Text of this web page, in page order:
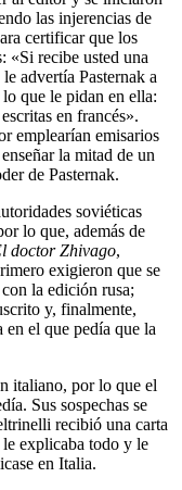
las injerencias de
certificar que los
«Si recibe usted una
advertía Pasternak a
que le pidan en ella:
en francés».
emplearían emisarios
la mitad de un
de Pasternak.
soviéticas
lo que, además de
doctor Zhivago,
exigieron que se
la edición rusa;
y, finalmente,
en el que pedía que la
italiano, por lo que el
Sus sospechas se
recibió una carta
le explicaba todo y le
en Italia.